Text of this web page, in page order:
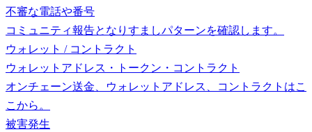
不審な電話や番号
コミュニティ報告となりすましパターンを確認します。
ウォレット / コントラクト
ウォレットアドレス・トークン・コントラクト
オンチェーン送金、ウォレットアドレス、コントラクトはこ
こから。
被害発生